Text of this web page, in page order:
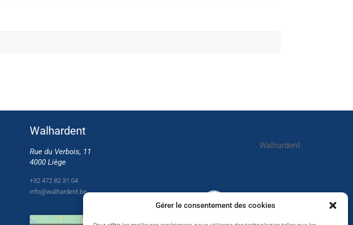
Gérer le consentement des cookies
Walhardent
Rue du Verbois, 11
4000 Liège
+32 472 82 31 04
info@walhardent.be
Walhardent
2 days ago
LES BÂTISSEURS DE LIÈGE